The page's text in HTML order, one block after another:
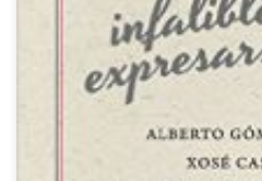
no es algo fácil, aunque seamos
nuestra lengua, pero usarla no
con profundidad, pues está
tenemos constancia de ellas ni las